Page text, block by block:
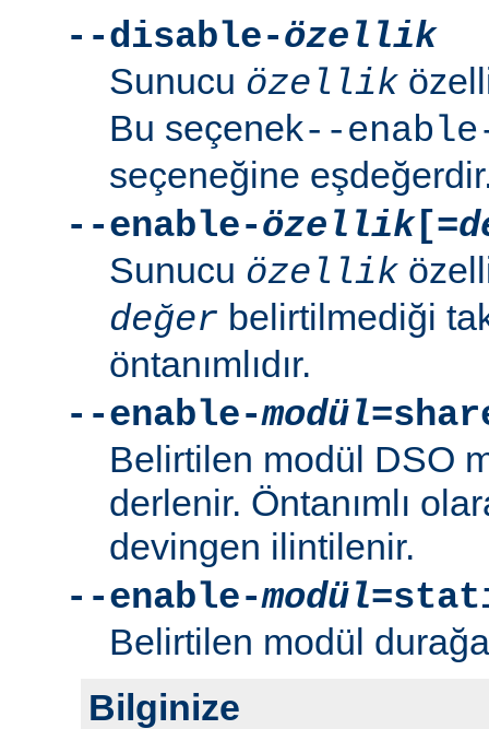
--disable-özellik
Sunucu özellik
Bu seçenek--
seçeneğine
--enable-özellik[=
Sunucu özellik
değer belirtilmediği
öntanımlıdır.
--enable-modül
Belirtilen modül DSO
derlenir. Öntanımlı
devingen ilintilenir.
--enable-modül
Belirtilen modül
Bilginize